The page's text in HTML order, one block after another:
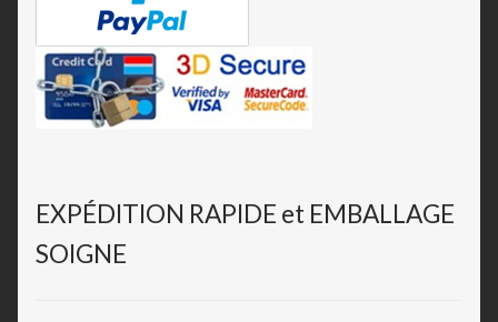
EXPÉDITION RAPIDE et EMBALLAGE
SOIGNE